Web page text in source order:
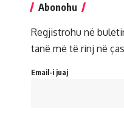
Abonohu
Regjistrohu në
tanë më të rinj në
Email-i juaj